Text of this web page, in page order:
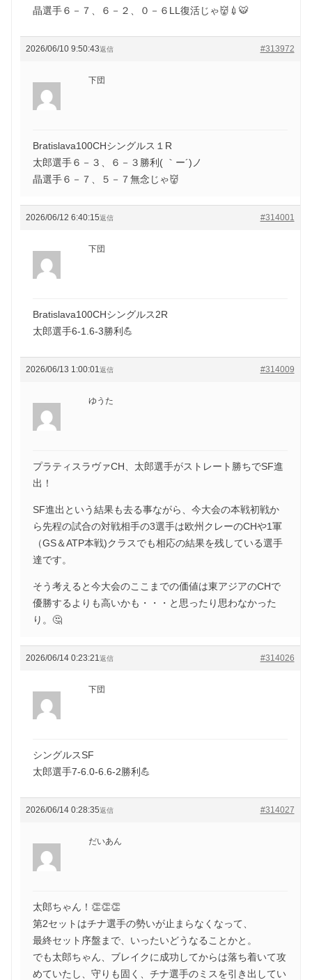
晶選手６－７、６－２、０－６LL復活じゃ👹💉🐯
2026/06/10 9:50:43 #313972
返信
下団
Bratislava100CHシングルス１R
太郎選手６－３、６－３勝利( ｀ー´)ノ
晶選手６－７、５－７無念じゃ👹
2026/06/12 6:40:15 #314001
返信
下団
Bratislava100CHシングルス2R
太郎選手6-1.6-3勝利💪
2026/06/13 1:00:01 #314009
返信
ゆうた
プラティスラヴァCH、太郎選手がストレート勝ちでSF進
出！
SF進出という結果も去る事ながら、今大会の本戦初戦か
ら先程の試合の対戦相手の3選手は欧州クレーのCHや1軍
（GS＆ATP本戦)クラスでも相応の結果を残している選手
達です。
そう考えると今大会のここまでの価値は東アジアのCHで
優勝するよりも高いかも・・・と思ったり思わなかった
り。🤔
2026/06/14 0:23:21 #314026
返信
下団
シングルスSF
太郎選手7-6.0-6.6-2勝利💪
2026/06/14 0:28:35 #314027
返信
だいあん
太郎ちゃん！👏👏👏
第2セットはチナ選手の勢いが止まらなくなって、
最終セット序盤まで、いったいどうなることかと。
でも太郎ちゃん、ブレイクに成功してからは落ち着いて攻
めていたし、守りも固く、チナ選手のミスを引き出してい